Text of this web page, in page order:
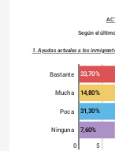
Según el
1. Ayudas actuales a los
Bastante
Mucha
Poca
Ninguna
0 5
33,70%
14,80%
31,30%
7,60%